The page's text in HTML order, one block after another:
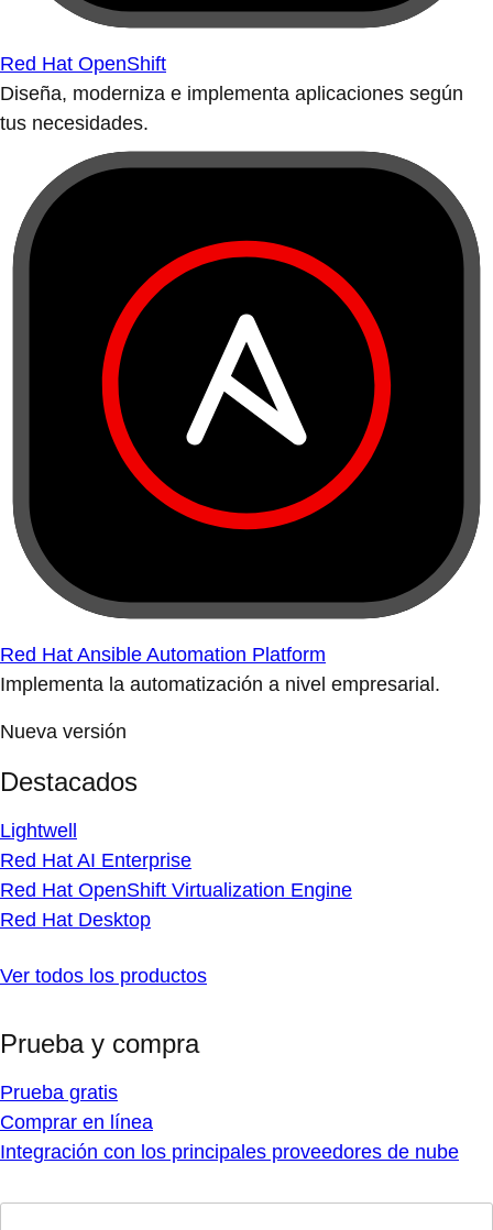
Red Hat OpenShift
Diseña, moderniza e implementa aplicaciones según
tus necesidades.
Red Hat Ansible Automation Platform
Implementa la automatización a nivel empresarial.
Nueva versión
Destacados
Lightwell
Red Hat AI Enterprise
Red Hat OpenShift Virtualization Engine
Red Hat Desktop
Ver todos los productos
Prueba y compra
Prueba gratis
Comprar en línea
Integración con los principales proveedores de nube